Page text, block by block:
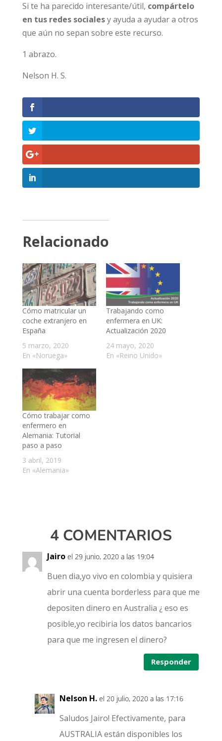
Si te ha parecido interesante/útil, compártelo
en tus redes socialesy ayuda a ayudar a otros
que aún no sepan sobre este recurso.
1 abrazo.
Nelson H. S.
Relacionado
Cómo matricular un
coche extranjero en
España
5 marzo, 2020
En «Noruega»
Trabajando como
enfermera en UK:
Actualización 2020
24 mayo, 2020
En «Reino Unido»
Cómo trabajar como
enfermero en
Alemania: Tutorial
paso a paso
3 abril, 2019
En «Alemania»
4 COMENTARIOS
Jairo el 29 junio, 2020 a las 19:04
Buen dia,yo vivo en colombia y quisiera
abrir una cuenta borderless para que me
depositen dinero en Australia ¿ eso es
posible,yo recibiria los datos bancarios
para que me ingresen el dinero?
Responder
Nelson H. el 20 julio, 2020 a las 17:16
Saludos Jairo! Efectivamente, para
AUSTRALIA están disponibles los